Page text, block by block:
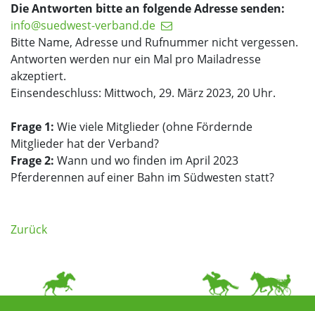
Die Antworten bitte an folgende Adresse senden:
info@suedwest-verband.de
Bitte Name, Adresse und Rufnummer nicht vergessen.
Antworten werden nur ein Mal pro Mailadresse
akzeptiert.
Einsendeschluss: Mittwoch, 29. März 2023, 20 Uhr.
Frage 1: Wie viele Mitglieder (ohne Fördernde
Mitglieder hat der Verband?
Frage 2: Wann und wo finden im April 2023
Pferderennen auf einer Bahn im Südwesten statt?
Zurück